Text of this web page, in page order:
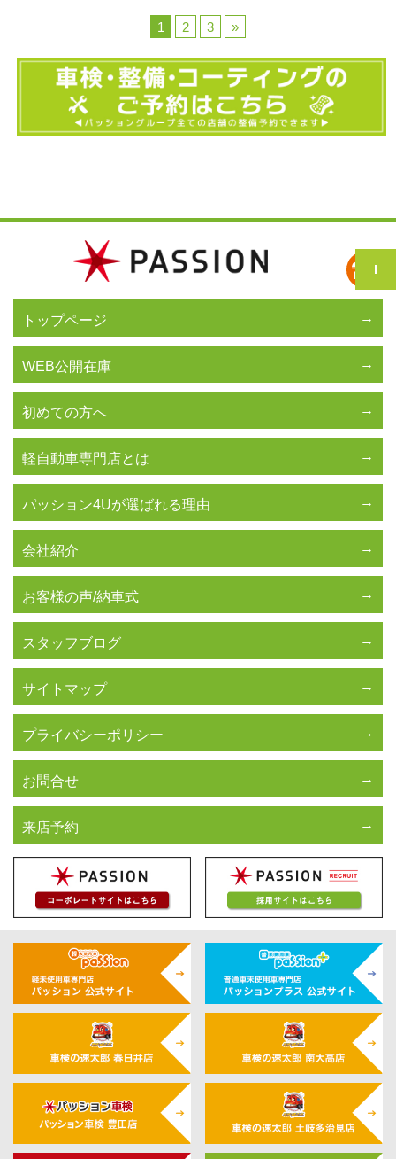
1 2 3 »
トップページ
WEB公開在庫
初めての方へ
軽自動車専門店とは
パッション4Uが選ばれる理由
会社紹介
お客様の声/納車式
スタッフブログ
サイトマップ
プライバシーポリシー
お問合せ
来店予約